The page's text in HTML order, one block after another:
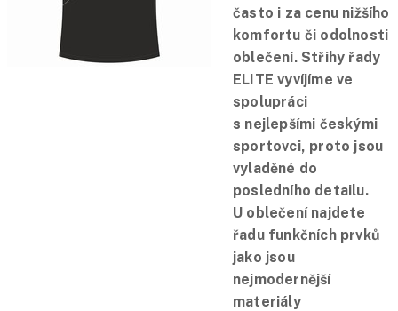
často i za cenu nižšího
komfortu či odolnosti
oblečení. Střihy řady
ELITE vyvíjíme ve
spolupráci
s nejlepšími českými
sportovci, proto jsou
vyladěné do
posledního detailu.
U oblečení najdete
řadu funkčních prvků
jako jsou
nejmodernější
materiály